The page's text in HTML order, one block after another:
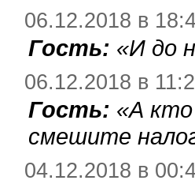
06.12.2018 в
Гость: «И до
06.12.2018 в
Гость: «А кто
смешите
04.12.2018 в